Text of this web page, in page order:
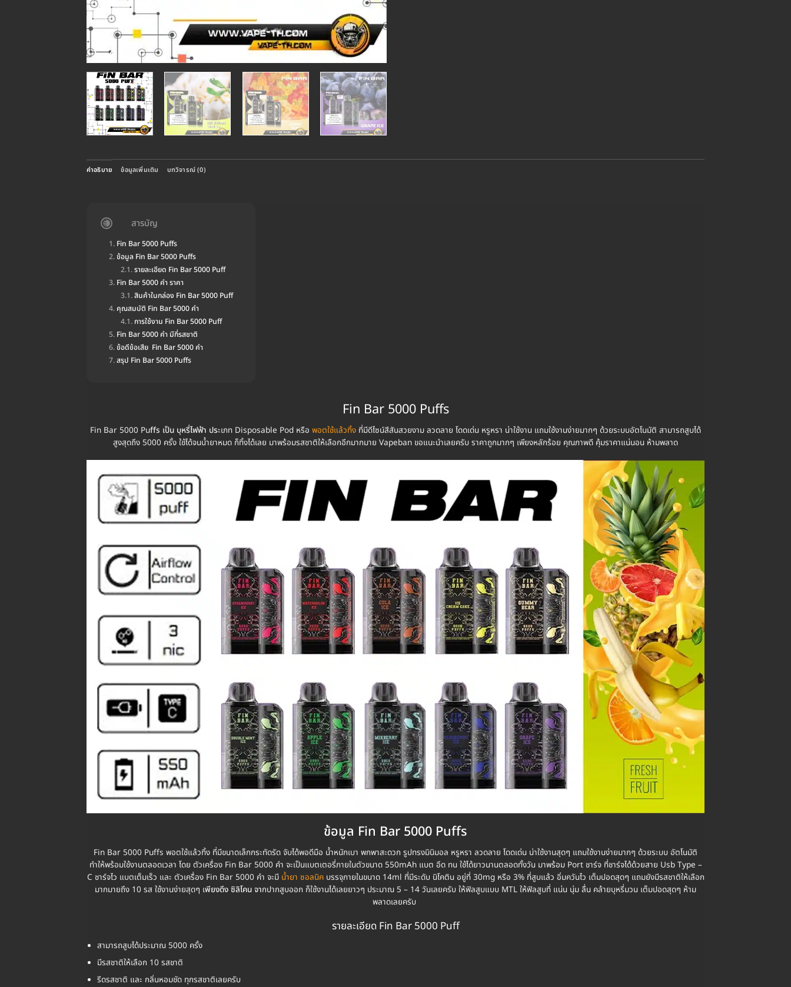
คำอธิบาย ข้อมูลเพิ่มเติม บทวิจารณ์ (0)
สารบัญ
Fin Bar 5000 Puffs
ข้อมูล Fin Bar 5000 Puffs
รายละเอียด Fin Bar 5000 Puff
Fin Bar 5000 คำ ราคา
สินค้าในกล่อง Fin Bar 5000 Puff
คุณสมบัติ Fin Bar 5000 คำ
การใช้งาน Fin Bar 5000 Puff
Fin Bar 5000 คำ มีกี่รสชาติ
ข้อดีข้อเสีย Fin Bar 5000 คำ
สรุป Fin Bar 5000 Puffs
Fin Bar 5000 Puffs
Fin Bar 5000 Puffs เป็น บุหรี่ไฟฟ้า ประเภท Disposable Pod หรือ พอตใช้แล้วทิ้ง ที่มีดีไซน์สีสันสวยงาม ลวดลาย โดดเด่น หรูหรา น่าใช้งาน แถมใช้งานง่ายมากๆ ด้วยระบบอัตโนมัติ สามารถสูบได้
สูงสุดถึง 5000 ครั้ง ใช้ได้จนน้ำยาหมด ก็ทิ้งได้เลย มาพร้อมรสชาติให้เลือกอีกมากมาย Vapeban ขอแนะนำเลยครับ ราคาถูกมากๆ เพียงหลักร้อย คุณภาพดี คุ้มราคาแน่นอน ห้ามพลาด
ข้อมูล Fin Bar 5000 Puffs
Fin Bar 5000 Puffs พอตใช้แล้วทิ้ง ที่มีขนาดเล็กกระทัดรัด จับได้พอดีมือ น้ำหนักเบา พกพาสะดวก รูปทรงมินิมอล หรูหรา ลวดลาย โดดเด่น น่าใช้งานสุดๆ แถมใช้งานง่ายมากๆ ด้วยระบบ อัตโนมัติ
ทำให้พร้อมใช้งานตลอดเวลา โดย ตัวเครื่อง Fin Bar 5000 คำ จะเป็นแบตเตอรี่ภายในตัวขนาด 550mAh แบต อึด ทน ใช้ได้ยาวนานตลอดทั้งวัน มาพร้อม Port ชาร์จ ที่ชาร์จได้ด้วยสาย Usb Type –
C ชาร์จไว แบตเต็มเร็ว และ ตัวเครื่อง Fin Bar 5000 คำ จะมี น้ำยา ซอลนิคบรรจุภายในขนาด 14ml ที่มีระดับ นิโคติน อยู่ที่ 30mg หรือ 3% ที่สูบแล้ว อิ่มควันไว เต็มปอดสุดๆ แถมยังมีรสชาติให้เลือก
มากมายถึง 10 รส ใช้งานง่ายสุดๆ เพียงดึง ซิลิโคน จากปากสูบออก ก็ใช้งานได้เลยยาวๆ ประมาณ 5 – 14 วันเลยครับ ให้ฟิลสูบแบบ MTL ให้ฟิลสูบที่ แน่น นุ่ม ลื่น คล้ายบุหรี่มวน เต็มปอดสุดๆ ห้าม
พลาดเลยครับ
รายละเอียด Fin Bar 5000 Puff
สามารถสูบได้ประมาณ 5000 ครั้ง
มีรสชาติให้เลือก 10 รสชาติ
รีดรสชาติ และ กลิ่นหอมชัด ทุกรสชาติเลยครับ